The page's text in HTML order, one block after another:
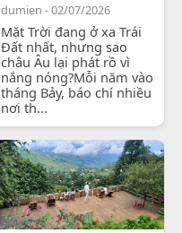
dumien - 02/07/2026
Mặt Trời đang ở xa Trái
Đất nhất, nhưng sao
châu Âu lại phát rồ vì
nắng nóng?Mỗi năm vào
tháng Bảy, báo chí nhiều
nơi th...